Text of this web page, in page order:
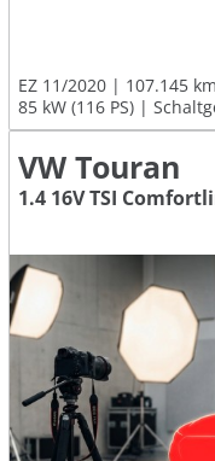
EZ 11/2020
107.145 km
85 kW (116 PS)
VW Touran
1.4 16V TSI